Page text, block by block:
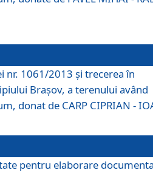
nr. 1061/2013 şi trecerea în
Braşov, a terenului având
donat de CARP CIPRIAN -
pentru elaborare